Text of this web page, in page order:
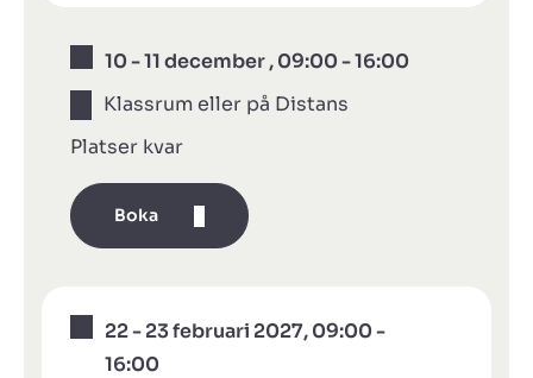
10 - 11 december , 09:00 - 16:00
Klassrum eller på Distans
Platser kvar
Boka
22 - 23 februari 2027, 09:00 -
16:00